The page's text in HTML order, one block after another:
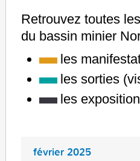
Retrouvez toutes
du bassin minier
les
les sorties
les
février 2025